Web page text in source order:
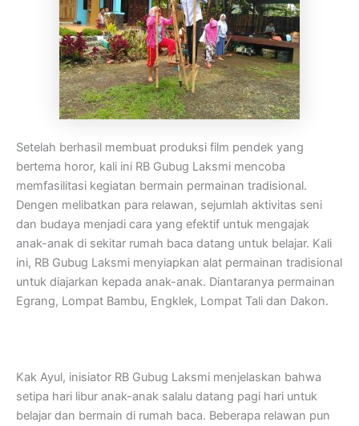
Setelah berhasil membuat produksi film pendek yang
bertema horor, kali ini RB Gubug Laksmi mencoba
memfasilitasi kegiatan bermain permainan tradisional.
Dengen melibatkan para relawan, sejumlah aktivitas seni
dan budaya menjadi cara yang efektif untuk mengajak
anak-anak di sekitar rumah baca datang untuk belajar. Kali
ini, RB Gubug Laksmi menyiapkan alat permainan tradisional
untuk diajarkan kepada anak-anak. Diantaranya permainan
Egrang, Lompat Bambu, Engklek, Lompat Tali dan Dakon.
Kak Ayul, inisiator RB Gubug Laksmi menjelaskan bahwa
setipa hari libur anak-anak salalu datang pagi hari untuk
belajar dan bermain di rumah baca. Beberapa relawan pun